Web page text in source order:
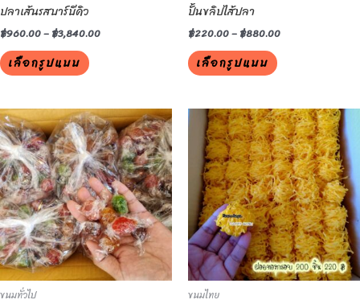
ปลาเส้นรสบาร์บีคิว
฿960.00–฿3,840.00
เลือกรูปแบบ
on
the
product
page
ปั้นขลิปไส้ปลา
฿220.00–฿880.00
เลือกรูปแบบ
the
product
page
ขนมทั่วไป
This
product
has
multiple
variants.
The
options
may
be
ขนมไทย
This
product
has
multiple
variants.
The
options
may
be